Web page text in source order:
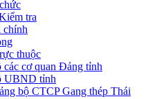
tra
chính
thuộc
các cơ quan Đảng tỉnh
UBND tỉnh
bộ CTCP Gang thép Thái